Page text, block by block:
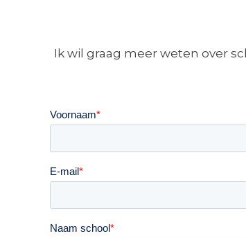
Ik wil graag meer weten over